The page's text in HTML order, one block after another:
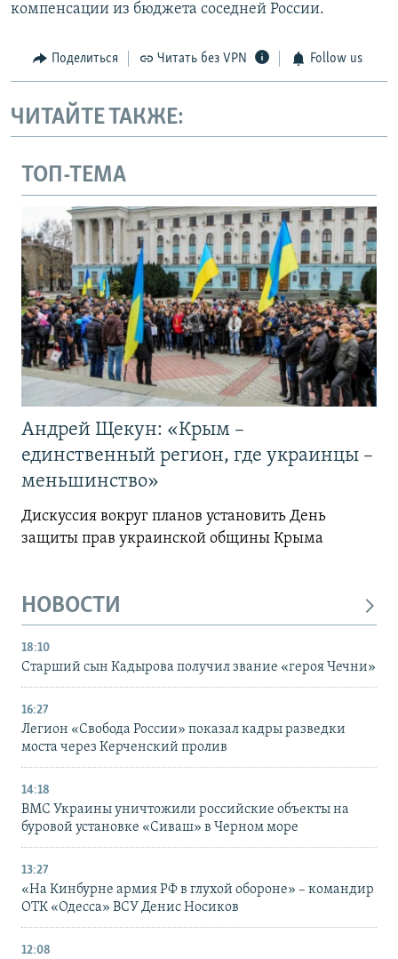
компенсации из бюджета соседней России.
Поделиться Читать без VPN Follow us
ЧИТАЙТЕ ТАКЖЕ:
ТОП-ТЕМА
Андрей Щекун: «Крым –
единственный регион, где украинцы –
меньшинство»
Дискуссия вокруг планов установить День
защиты прав украинской общины Крыма
НОВОСТИ
18:10
Старший сын Кадырова получил звание «героя Чечни»
16:27
Легион «Свобода России» показал кадры разведки
моста через Керченский пролив
14:18
ВМС Украины уничтожили российские объекты на
буровой установке «Сиваш» в Черном море
13:27
«На Кинбурне армия РФ в глухой обороне» – командир
ОТК «Одесса» ВСУ Денис Носиков
12:08